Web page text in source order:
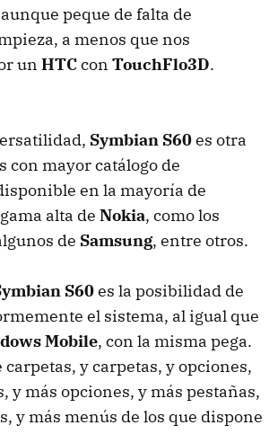
peque de falta de
a menos que nos
un HTCcon TouchFlo3D.
Symbian S60es otra
con mayor catálogo de
en la mayoría de
alta de Nokia, como los
de Samsung, entre otros.
S60es la posibilidad de
el sistema, al igual que
Mobile, con la misma pega.
carpetas, y carpetas, y opciones,
y más opciones, y más pestañas,
y más menús de los que dispone